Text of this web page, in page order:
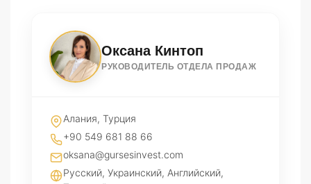
Оксана Кинтоп
РУКОВОДИТЕЛЬ ОТДЕЛА ПРОДАЖ
Алания, Турция
+90 549 681 88 66
oksana@gursesinvest.com
Русский, Украинский, Английский,